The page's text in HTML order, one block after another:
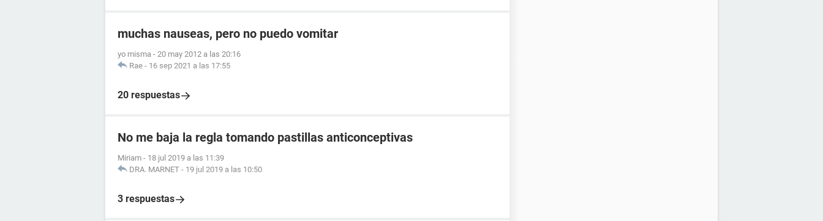
muchas nauseas, pero no puedo vomitar
yo misma - 20 may 2012 a las 20:16
Rae - 16 sep 2021 a las 17:55
20 respuestas
No me baja la regla tomando pastillas anticonceptivas
Miriam - 18 jul 2019 a las 11:39
DRA. MARNET - 19 jul 2019 a las 10:50
3 respuestas